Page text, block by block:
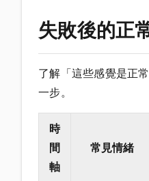
失敗後的正
了解「這些感覺是正
一步。
時
間
軸
常見情緒